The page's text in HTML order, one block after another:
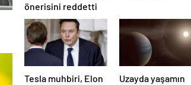
önerisini reddetti
Tesla muhbiri, Elon
Uzayda yaşamın